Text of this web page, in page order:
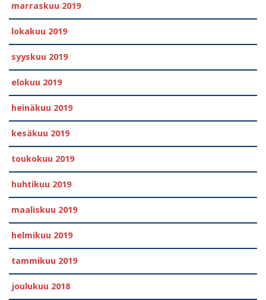
marraskuu 2019
lokakuu 2019
syyskuu 2019
elokuu 2019
heinäkuu 2019
kesäkuu 2019
toukokuu 2019
huhtikuu 2019
maaliskuu 2019
helmikuu 2019
tammikuu 2019
joulukuu 2018